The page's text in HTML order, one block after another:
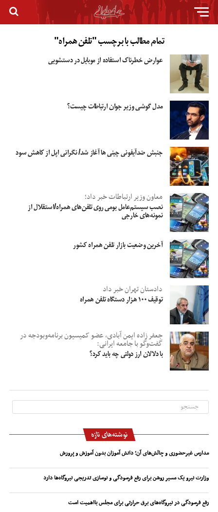
تمام مطالب با برچسب "تلفن همراه"
عوارض خطرناک استفاده از موبایل در دستشویی
مدل گوشی وزیر جوان ارتباطات چیست؟
جنبش ضدآیفونی چینی ها آغاز شد/ نگرانی اپل از کاهش سود
معاون وزیر ارتباطات خبر داد؛
نصب سیستم‌عامل بومی روی تلفن‌های همراه/استقلال از
نمونه‌های خارجی
آخرین وضعیت بازار تلفن همراه کشور
دادستان تهران خبر داد
توقیف ۱۰۰ هزار دستگاه تلفن همراه
جعفر زاده ایمن آبادی، عضو کمیسیون برنامه‌وبودجه در
گفت‌وگو با جامعه ایرانی:
با دلالان ارز دولتی چه باید کرد؟
نوشته‌های تازه
مدارس غیرحضوری و چالش‌های آن؛ دانش آموزان بدون آموزش و پرورش
وزارت نیرو یک مسیر روشن برای رفع فرسودگی و نوسازی تدریجی نیروگاه‌ها دارد
رفع فرسودگی در نیروگاه‌های برق حرارتی برای مجلس بااهمیت است